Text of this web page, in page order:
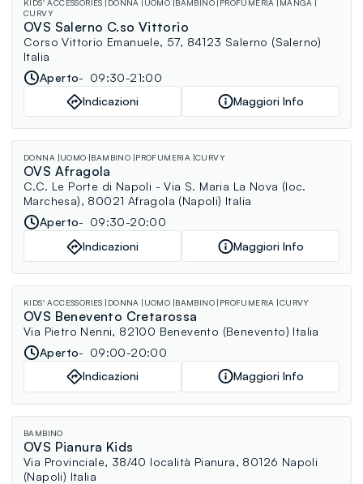
KIDS' ACCESSORIES DONNA UOMO BAMBINO PROFUMERIA
MANGA
CURVY
OVS Salerno C.so Vittorio
Corso Vittorio Emanuele, 57, 84123 Salerno (Salerno)
Italia
Aperto
09:30-21:00
Indicazioni
Maggiori Info
DONNA UOMO BAMBINO PROFUMERIA CURVY
OVS Afragola
C.C. Le Porte di Napoli - Via S. Maria La Nova (loc.
Marchesa), 80021 Afragola (Napoli) Italia
Aperto
09:30-20:00
Indicazioni
Maggiori Info
KIDS' ACCESSORIES DONNA UOMO BAMBINO PROFUMERIA CURVY
OVS Benevento Cretarossa
Via Pietro Nenni, 82100 Benevento (Benevento) Italia
Aperto
09:00-20:00
Indicazioni
Maggiori Info
BAMBINO
OVS Pianura Kids
Via Provinciale, 38/40 località Pianura, 80126 Napoli
(Napoli) Italia